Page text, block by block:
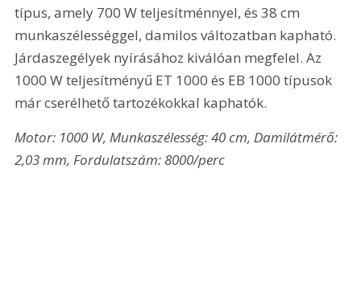
típus, amely 700 W teljesítménnyel, és 38 cm
munkaszélességgel, damilos változatban kapható.
Járdaszegélyek nyírásához kiválóan megfelel. Az
1000 W teljesítményű ET 1000 és EB 1000 típusok
már cserélhető tartozékokkal kaphatók.
Motor: 1000 W, Munkaszélesség: 40 cm, Damilátmérő:
2,03 mm, Fordulatszám: 8000/perc